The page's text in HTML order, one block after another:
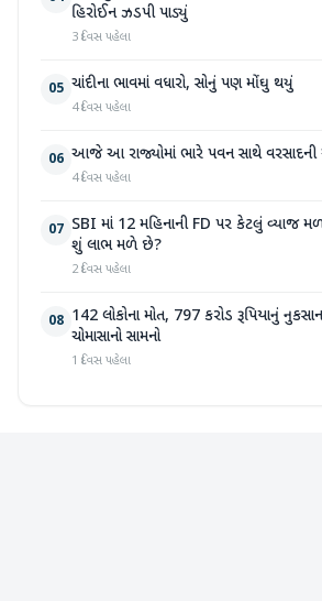
હિરોઈન ઝડપી પાડ્યું
3 દિવસ પહેલા
05 ચાંદીના ભાવમાં વધારો, સોનું પણ મોંઘુ થયું
4 દિવસ પહેલા
06 આજે આ રાજ્યોમાં ભારે પવન સાથે
4 દિવસ પહેલા
07 SBI માં 12 મહિનાની FD પર કેટલું વ્યાજ
શું લાભ મળે છે?
2 દિવસ પહેલા
08 142 લોકોના મોત, 797 કરોડ રૂપિયાનું
ચોમાસાનો સામનો
1 દિવસ પહેલા